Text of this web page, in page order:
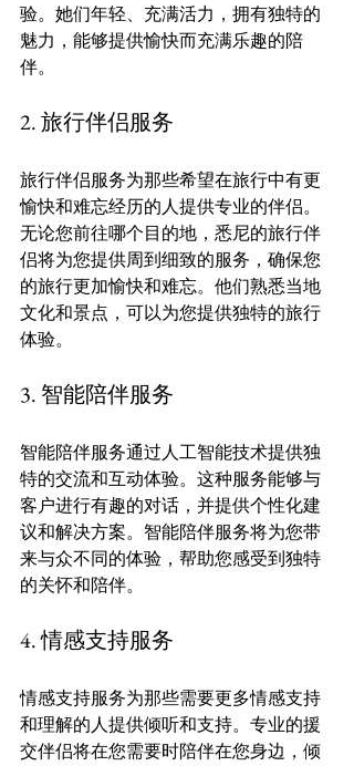
验。她们年轻、充满活力，拥有独特的
魅力，能够提供愉快而充满乐趣的陪
2. 旅行伴侣服务
旅行伴侣服务为那些希望在旅行中有更
愉快和难忘经历的人提供专业的伴侣。
无论您前往哪个目的地，悉尼的旅行伴
侣将为您提供周到细致的服务，确保您
的旅行更加愉快和难忘。他们熟悉当地
文化和景点，可以为您提供独特的旅行
3. 智能陪伴服务
智能陪伴服务通过人工智能技术提供独
特的交流和互动体验。这种服务能够与
客户进行有趣的对话，并提供个性化建
议和解决方案。智能陪伴服务将为您带
来与众不同的体验，帮助您感受到独特
4. 情感支持服务
情感支持服务为那些需要更多情感支持
和理解的人提供倾听和支持。专业的援
交伴侣将在您需要时陪伴在您身边，倾